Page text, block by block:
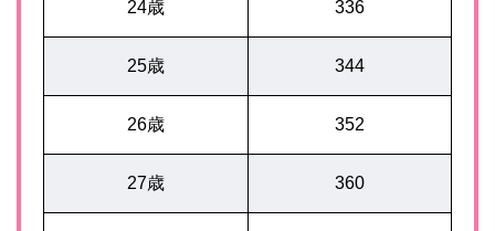
24歳 336
25歳 344
26歳 352
27歳 360